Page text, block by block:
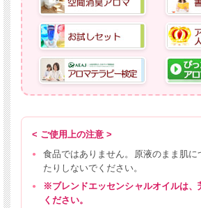
< ご使用上の注意 >
食品ではありません。原液のまま肌
たりしないでください。
※ブレンドエッセンシャルオイルは、
ください。